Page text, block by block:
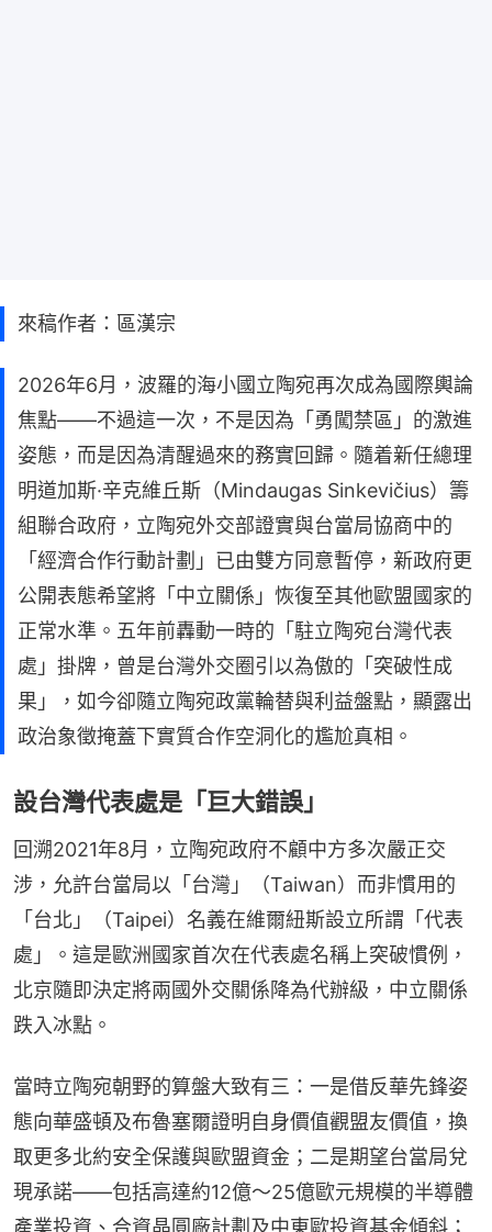
來稿作者：區漢宗
2026年6月，波羅的海小國立陶宛再次成為國際輿論
焦點——不過這一次，不是因為「勇闖禁區」的激進
姿態，而是因為清醒過來的務實回歸。隨着新任總理
明道加斯·辛克維丘斯（Mindaugas Sinkevičius）籌
組聯合政府，立陶宛外交部證實與台當局協商中的
「經濟合作行動計劃」已由雙方同意暫停，新政府更
公開表態希望將「中立關係」恢復至其他歐盟國家的
正常水準。五年前轟動一時的「駐立陶宛台灣代表
處」掛牌，曾是台灣外交圈引以為傲的「突破性成
果」，如今卻隨立陶宛政黨輪替與利益盤點，顯露出
政治象徵掩蓋下實質合作空洞化的尷尬真相。
設台灣代表處是「巨大錯誤」
回溯2021年8月，立陶宛政府不顧中方多次嚴正交
涉，允許台當局以「台灣」（Taiwan）而非慣用的
「台北」（Taipei）名義在維爾紐斯設立所謂「代表
處」。這是歐洲國家首次在代表處名稱上突破慣例，
北京隨即決定將兩國外交關係降為代辦級，中立關係
跌入冰點。
當時立陶宛朝野的算盤大致有三：一是借反華先鋒姿
態向華盛頓及布魯塞爾證明自身價值觀盟友價值，換
取更多北約安全保護與歐盟資金；二是期望台當局兌
現承諾——包括高達約12億～25億歐元規模的半導體
產業投資、合資晶圓廠計劃及中東歐投資基金傾斜；